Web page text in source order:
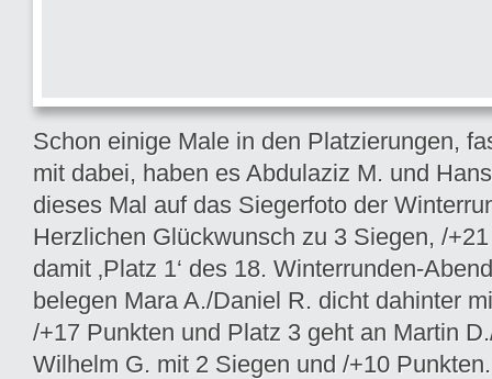
Schon einige Male in den Platzierungen,
mit dabei, haben es Abdulaziz M. und
dieses Mal auf das Siegerfoto der
Herzlichen Glückwunsch zu 3 Siegen, /
damit ‚Platz 1‘ des 18. Winterrunden-
belegen Mara A./Daniel R. dicht dahinter
/+17 Punkten und Platz 3 geht an Martin
Wilhelm G. mit 2 Siegen und /+10